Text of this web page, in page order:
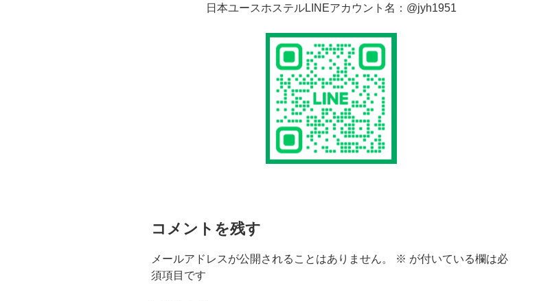
日本ユースホステルLINEアカウント名：@jyh1951
コメントを残す
メールアドレスが公開されることはありません。 ※ が付いている欄は必
須項目です